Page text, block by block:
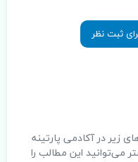
ثبت نظر
زیر در آکادمی پارتینه
می‌توانید این مطالب را